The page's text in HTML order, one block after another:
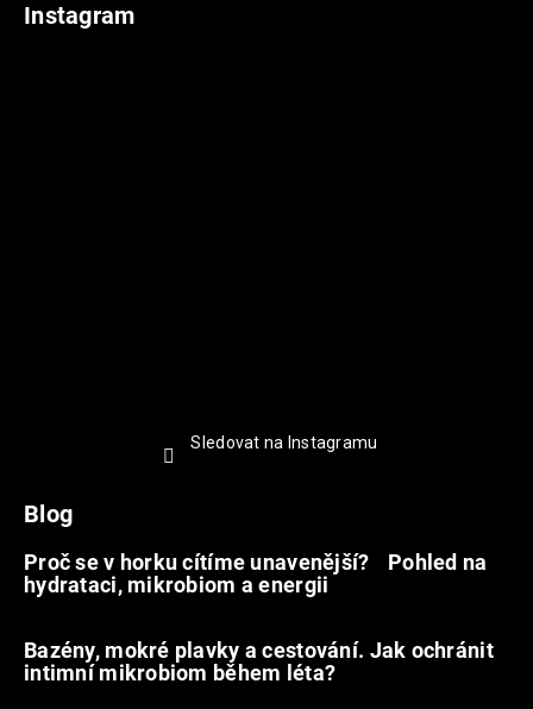
Instagram
Sledovat na Instagramu
Blog
Proč se v horku cítíme unavenější? Pohled na
hydrataci, mikrobiom a energii
Bazény, mokré plavky a cestování. Jak ochránit
intimní mikrobiom během léta?